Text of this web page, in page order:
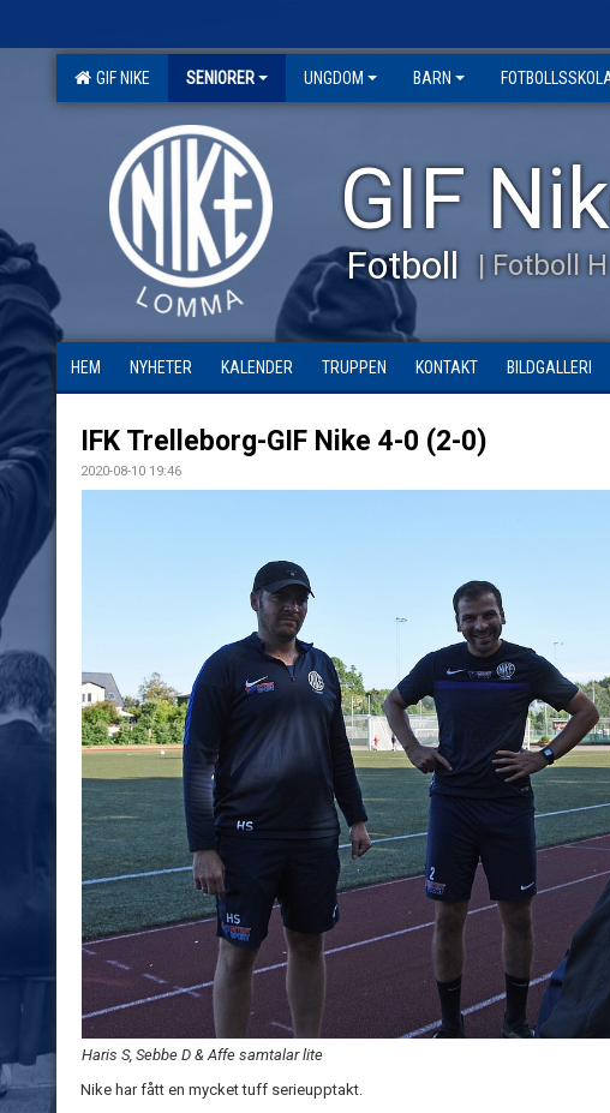
GIF NIKE SENIORER UNGDOM BARN
GIF
Fotboll | Fotboll
HEM NYHETER KALENDER TRUPPEN KONTAKT BILDGALLERI
IFK Trelleborg-GIF Nike 4-0 (2-0)
2020-08-10 19:46
Haris S, Sebbe D & Affe samtalar lite
Nike har fått en mycket tuff serieupptakt.